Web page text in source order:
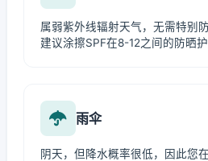
属弱紫外线辐射天气，无需特别
建议涂擦SPF在8-12之间的防晒护
雨伞
阴天，但降水概率很低，因此您